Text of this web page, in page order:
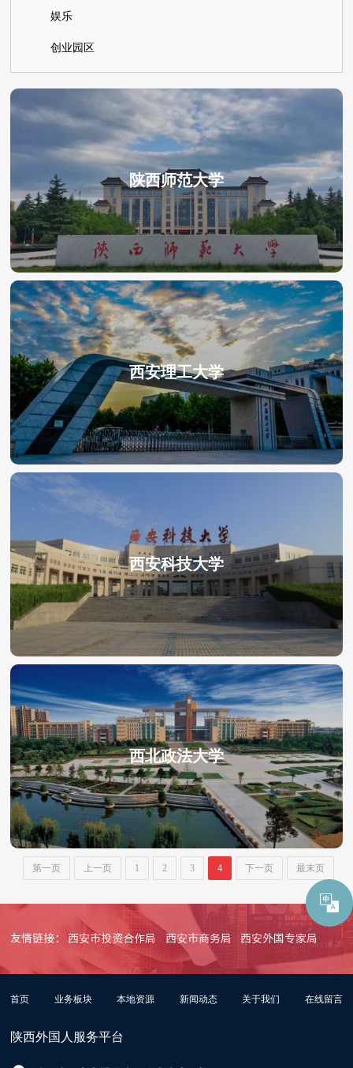
娱乐
创业园区
陕西师范大学
西安理工大学
西安科技大学
西北政法大学
第一页 上一页 1 2 3 4 下一页 最末页
友情链接： 西安市投资合作局 西安市商务局 西安外国专家局
首页 业务板块 本地资源 新闻动态 关于我们 在线留言
陕西外国人服务平台